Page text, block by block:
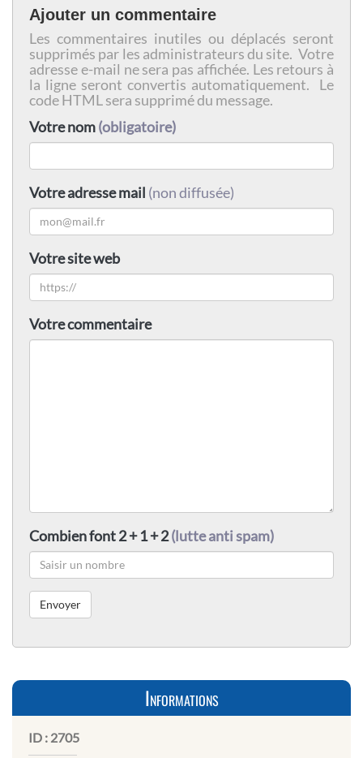
Ajouter un commentaire
Les commentaires inutiles ou déplacés seront
supprimés par les administrateurs du site. Votre
adresse e-mail ne sera pas affichée. Les retours à
la ligne seront convertis automatiquement. Le
code HTML sera supprimé du message.
Votre nom(obligatoire)
Votre adresse mail (non diffusée)
Votre site web
Votre commentaire
Combien font 2 + 1 + 2(lutte anti spam)
Informations
ID : 2705